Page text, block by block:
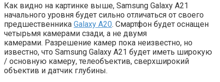
Как видно на картинке выше, Samsung Galaxy A21
начального уровня будет сильно отличаться от своего
предшественника Galaxy A20. Смартфон будет оснащен
четырьмя камерами сзади, а не двумя
камерами. Разрешение камер пока неизвестно, но
известно, что Samsung Galaxy A21 будет иметь широкую
/ основную камеру, телеобъектив, сверхширокий
объектив и датчик глубины.